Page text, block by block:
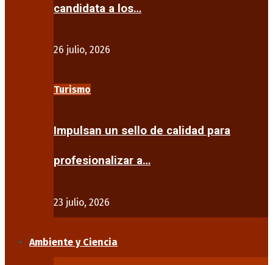
candidata a los…
26 julio, 2026
Turismo
Impulsan un sello de calidad para
profesionalizar a…
23 julio, 2026
Ambiente y Ciencia